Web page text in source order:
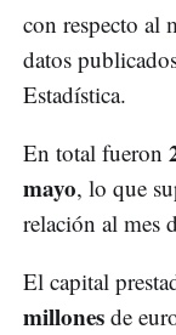
con respecto al
datos
Estadística.
En total fueron
mayo, lo que
relación al mes
El capital
millones de